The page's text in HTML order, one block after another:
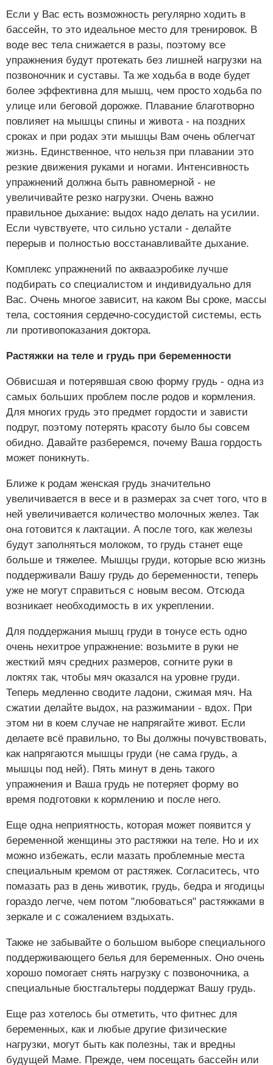
Если у Вас есть возможность регулярно ходить в
бассейн, то это идеальное место для тренировок. В
воде вес тела снижается в разы, поэтому все
упражнения будут протекать без лишней нагрузки на
позвоночник и суставы. Та же ходьба в воде будет
более эффективна для мышц, чем просто ходьба по
улице или беговой дорожке. Плавание благотворно
повлияет на мышцы спины и живота - на поздних
сроках и при родах эти мышцы Вам очень облегчат
жизнь. Единственное, что нельзя при плавании это
резкие движения руками и ногами. Интенсивность
упражнений должна быть равномерной - не
увеличивайте резко нагрузки. Очень важно
правильное дыхание: выдох надо делать на усилии.
Если чувствуете, что сильно устали - делайте
перерыв и полностью восстанавливайте дыхание.
Комплекс упражнений по аквааэробике лучше
подбирать со специалистом и индивидуально для
Вас. Очень многое зависит, на каком Вы сроке, массы
тела, состояния сердечно-сосудистой системы, есть
ли противопоказания доктора.
Растяжки на теле и грудь при беременности
Обвисшая и потерявшая свою форму грудь - одна из
самых больших проблем после родов и кормления.
Для многих грудь это предмет гордости и зависти
подруг, поэтому потерять красоту было бы совсем
обидно. Давайте разберемся, почему Ваша гордость
может поникнуть.
Ближе к родам женская грудь значительно
увеличивается в весе и в размерах за счет того, что в
ней увеличивается количество молочных желез. Так
она готовится к лактации. А после того, как железы
будут заполняться молоком, то грудь станет еще
больше и тяжелее. Мышцы груди, которые всю жизнь
поддерживали Вашу грудь до беременности, теперь
уже не могут справиться с новым весом. Отсюда
возникает необходимость в их укреплении.
Для поддержания мышц груди в тонусе есть одно
очень нехитрое упражнение: возьмите в руки не
жесткий мяч средних размеров, согните руки в
локтях так, чтобы мяч оказался на уровне груди.
Теперь медленно сводите ладони, сжимая мяч. На
сжатии делайте выдох, на разжимании - вдох. При
этом ни в коем случае не напрягайте живот. Если
делаете всё правильно, то Вы должны почувствовать,
как напрягаются мышцы груди (не сама грудь, а
мышцы под ней). Пять минут в день такого
упражнения и Ваша грудь не потеряет форму во
время подготовки к кормлению и после него.
Еще одна неприятность, которая может появится у
беременной женщины это растяжки на теле. Но и их
можно избежать, если мазать проблемные места
специальным кремом от растяжек. Согласитесь, что
помазать раз в день животик, грудь, бедра и ягодицы
гораздо легче, чем потом "любоваться" растяжками в
зеркале и с сожалением вздыхать.
Также не забывайте о большом выборе специального
поддерживающего белья для беременных. Оно очень
хорошо помогает снять нагрузку с позвоночника, а
специальные бюстгальтеры поддержат Вашу грудь.
Еще раз хотелось бы отметить, что фитнес для
беременных, как и любые другие физические
нагрузки, могут быть как полезны, так и вредны
будущей Маме. Прежде, чем посещать бассейн или